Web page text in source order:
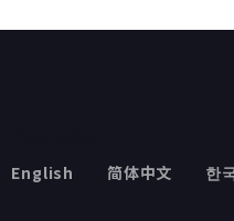
English 简体中文 한